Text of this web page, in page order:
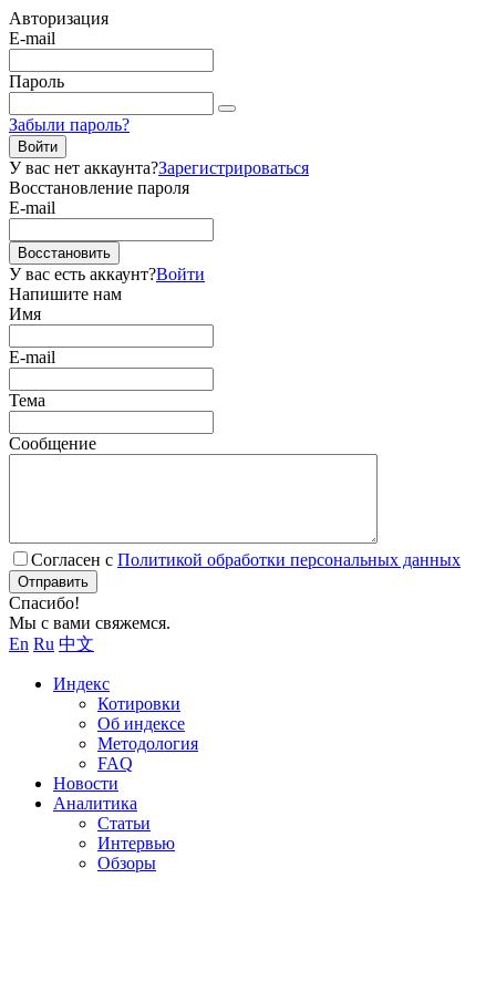
Авторизация
E-mail
Пароль
Забыли пароль?
Войти
У вас нет аккаунта?Зарегистрироваться
Восстановление пароля
E-mail
Восстановить
У вас есть аккаунт?Войти
Напишите нам
Имя
E-mail
Тема
Сообщение
Согласен с Политикой обработки персональных данных
Отправить
Спасибо!
Мы с вами свяжемся.
En Ru 中文
Индекс
Котировки
Об индексе
Методология
FAQ
Новости
Аналитика
Статьи
Интервью
Обзоры